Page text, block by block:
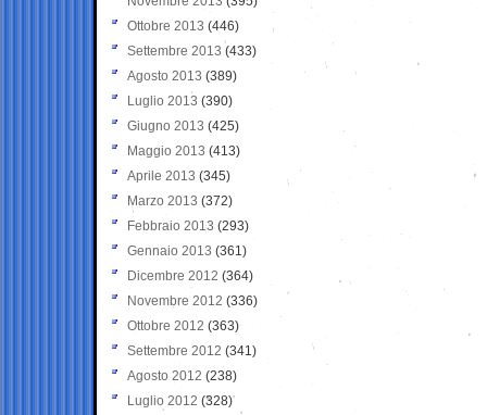
Ottobre 2013 (446)
Settembre 2013 (433)
Agosto 2013 (389)
Luglio 2013 (390)
Giugno 2013 (425)
Maggio 2013 (413)
Aprile 2013 (345)
Marzo 2013 (372)
Febbraio 2013 (293)
Gennaio 2013 (361)
Dicembre 2012 (364)
Novembre 2012 (336)
Ottobre 2012 (363)
Settembre 2012 (341)
Agosto 2012 (238)
Luglio 2012 (328)